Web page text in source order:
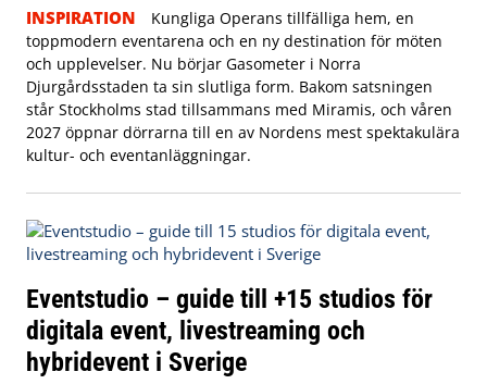
INSPIRATION
Kungliga Operans tillfälliga hem, en
toppmodern eventarena och en ny destination för möten
och upplevelser. Nu börjar Gasometer i Norra
Djurgårdsstaden ta sin slutliga form. Bakom satsningen
står Stockholms stad tillsammans med Miramis, och våren
2027 öppnar dörrarna till en av Nordens mest spektakulära
kultur- och eventanläggningar.
Eventstudio – guide till +15 studios för
digitala event, livestreaming och
hybridevent i Sverige